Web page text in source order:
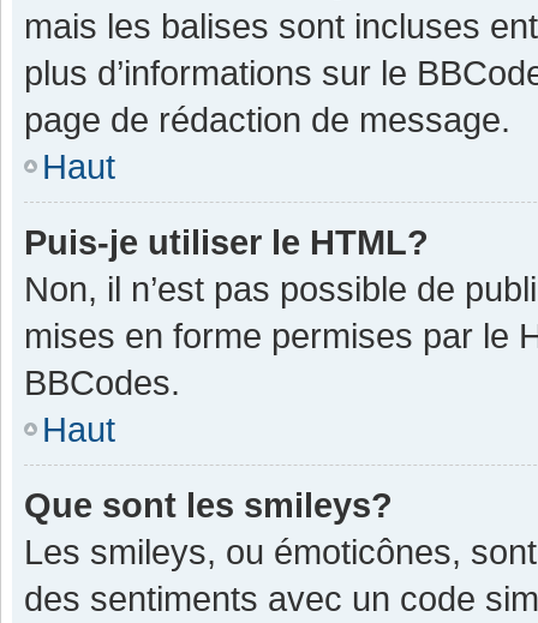
mais les balises sont incluses
plus d’informations sur le
page de rédaction de message.
Haut
Puis-je utiliser le HTML?
Non, il n’est pas possible de
mises en forme permises par le
BBCodes.
Haut
Que sont les smileys?
Les smileys, ou émoticônes,
des sentiments avec un code